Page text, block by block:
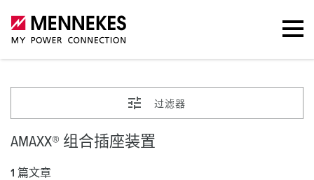
过滤器
AMAXX® 组合插座装置
1 篇文章